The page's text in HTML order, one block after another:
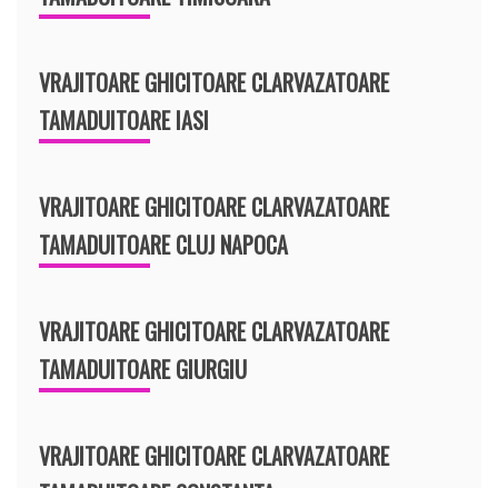
VRAJITOARE GHICITOARE CLARVAZATOARE
TAMADUITOARE IASI
VRAJITOARE GHICITOARE CLARVAZATOARE
TAMADUITOARE CLUJ NAPOCA
VRAJITOARE GHICITOARE CLARVAZATOARE
TAMADUITOARE GIURGIU
VRAJITOARE GHICITOARE CLARVAZATOARE